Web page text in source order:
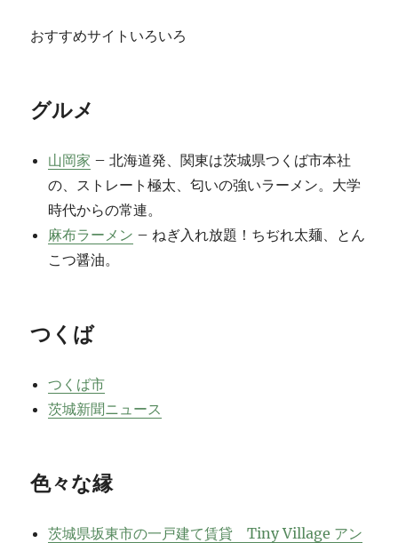
おすすめサイトいろいろ
グルメ
山岡家 – 北海道発、関東は茨城県つくば市本社
の、ストレート極太、匂いの強いラーメン。大学
時代からの常連。
麻布ラーメン – ねぎ入れ放題！ちぢれ太麺、とん
こつ醤油。
つくば
つくば市
茨城新聞ニュース
色々な縁
茨城県坂東市の一戸建て賃貸 Tiny Village アン